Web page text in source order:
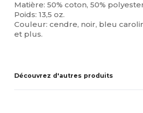
Matière: 50% coton, 50%
Poids: 13,5 oz.
Couleur: cendre, noir, bleu
et plus.
Découvrez d'autres produits